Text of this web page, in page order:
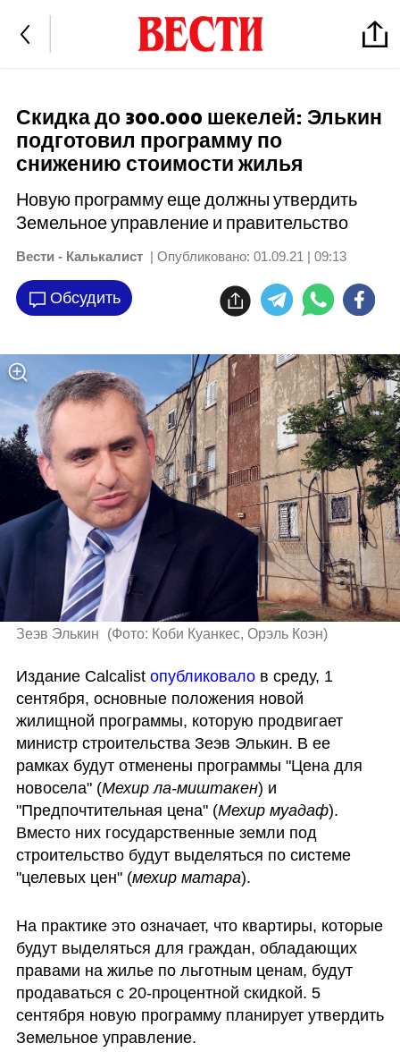
Скидка до 300.000 шекелей: Элькин
подготовил программу по
снижению стоимости жилья
Новую программу еще должны утвердить
Земельное управление и правительство
Вести - Калькалист | Опубликовано: 01.09.21 | 09:13
Обсудить
Зеэв Элькин (Фото: Коби Куанкес, Орэль Коэн)
Издание Calcalist опубликовало в среду, 1
сентября, основные положения новой
жилищной программы, которую продвигает
министр строительства Зеэв Элькин. В ее
рамках будут отменены программы "Цена для
новосела" (Мехир ла-миштакен) и
"Предпочтительная цена" (Мехир муадаф).
Вместо них государственные земли под
строительство будут выделяться по системе
"целевых цен" (мехир матара).
На практике это означает, что квартиры, которые
будут выделяться для граждан, обладающих
правами на жилье по льготным ценам, будут
продаваться с 20-процентной скидкой. 5
сентября новую программу планирует утвердить
Земельное управление.